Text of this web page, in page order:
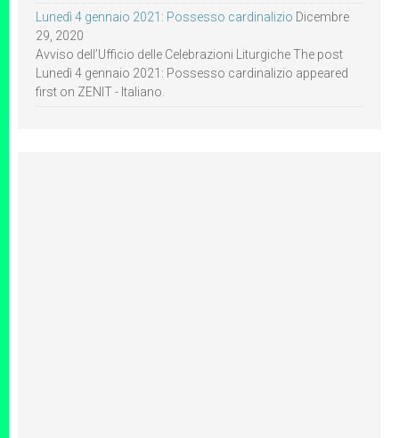
Lunedì 4 gennaio 2021: Possesso cardinalizio Dicembre
29, 2020
Avviso dell’Ufficio delle Celebrazioni Liturgiche The post
Lunedì 4 gennaio 2021: Possesso cardinalizio appeared
first on ZENIT - Italiano.